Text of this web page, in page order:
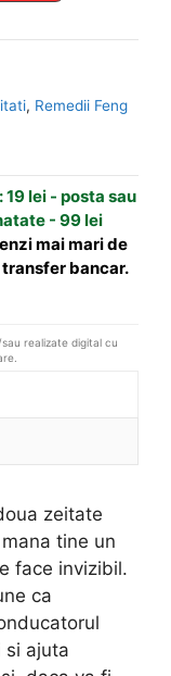
, Remedii Feng
lei - posta sau
- 99 lei
mai mari de
bancar.
realizate digital cu
zeitate
tine un
face invizibil.
ca
si ajuta